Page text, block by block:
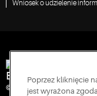
Wniosek o udzielenie
Engineered for
© 2026 Copeland LP.
Poprzez kliknięcie
jest wyrażona